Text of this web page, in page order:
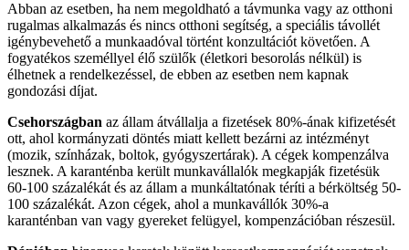
Abban az esetben, ha nem megoldható a távmunka vagy az otthoni
rugalmas alkalmazás és nincs otthoni segítség, a speciális távollét
igénybevehető a munkaadóval történt konzultációt követően. A
fogyatékos személlyel élő szülők (életkori besorolás nélkül) is
élhetnek a rendelkezéssel, de ebben az esetben nem kapnak
gondozási díjat.
Csehországban az állam átvállalja a fizetések 80%-ának kifizetését
ott, ahol kormányzati döntés miatt kellett bezárni az intézményt
(mozik, színházak, boltok, gyógyszertárak). A cégek kompenzálva
lesznek. A karanténba került munkavállalók megkapják fizetésük
60-100 százalékát és az állam a munkáltatónak téríti a bérköltség 50-
100 százalékát. Azon cégek, ahol a munkavállók 30%-a
karanténban van vagy gyereket felügyel, kompenzációban részesül.